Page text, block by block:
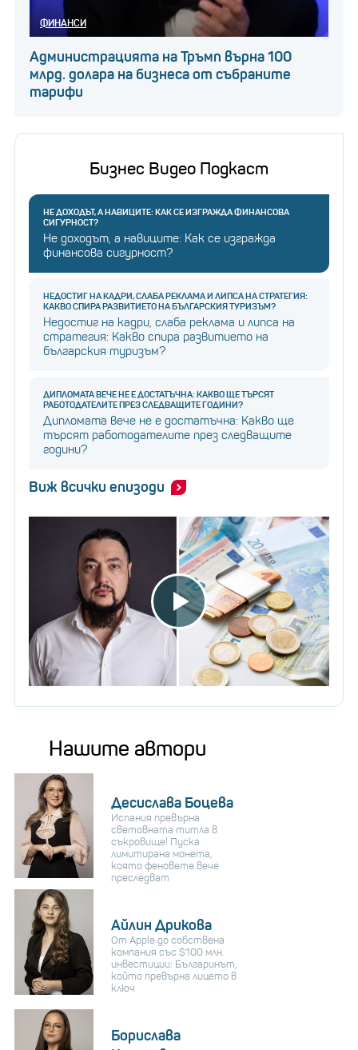
ФИНАНСИ
Администрацията на Тръмп върна 100
млрд. долара на бизнеса от събраните
тарифи
Бизнес Видео Подкаст
НЕ ДОХОДЪТ, А НАВИЦИТЕ: КАК СЕ ИЗГРАЖДА ФИНАНСОВА
СИГУРНОСТ?
Не доходът, а навиците: Как се изгражда
финансова сигурност?
НЕДОСТИГ НА КАДРИ, СЛАБА РЕКЛАМА И ЛИПСА НА СТРАТЕГИЯ:
КАКВО СПИРА РАЗВИТИЕТО НА БЪЛГАРСКИЯ ТУРИЗЪМ?
Недостиг на кадри, слаба реклама и липса на
стратегия: Какво спира развитието на
българския туризъм?
ДИПЛОМАТА ВЕЧЕ НЕ Е ДОСТАТЪЧНА: КАКВО ЩЕ ТЪРСЯТ
РАБОТОДАТЕЛИТЕ ПРЕЗ СЛЕДВАЩИТЕ ГОДИНИ?
Дипломата вече не е достатъчна: Какво ще
търсят работодателите през следващите
години?
Виж всички епизоди
Нашите автори
Десислава Боцева
Испания превърна
световната титла в
съкровище! Пуска
лимитирана монета,
която феновете вече
преследват
Айлин Дрикова
От Apple до собствена
компания със $100 млн.
инвестиции: Българинът,
който превърна лицето в
ключ
Борислава